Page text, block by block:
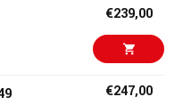
€239,00
€247,00